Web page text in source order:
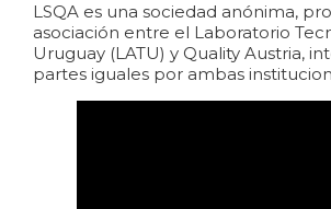
LSQA es una sociedad anónima,
asociación entre el Laboratorio
Uruguay (LATU) y Quality Austria,
partes iguales por ambas